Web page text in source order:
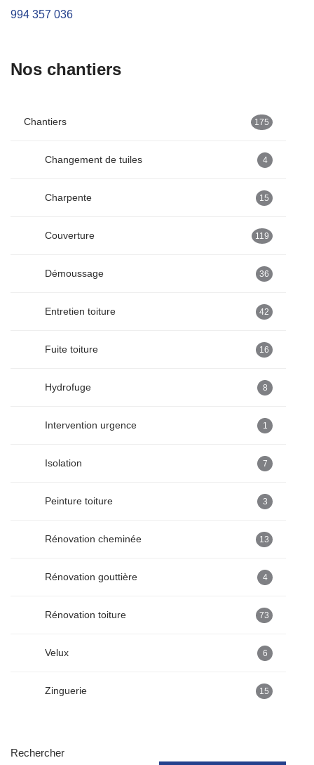
994 357 036
Nos chantiers
Chantiers 175
Changement de tuiles 4
Charpente 15
Couverture 119
Démoussage 36
Entretien toiture 42
Fuite toiture 16
Hydrofuge 8
Intervention urgence 1
Isolation 7
Peinture toiture 3
Rénovation cheminée 13
Rénovation gouttière 4
Rénovation toiture 73
Velux 6
Zinguerie 15
Rechercher